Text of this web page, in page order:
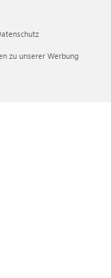
zu unserer Werbung